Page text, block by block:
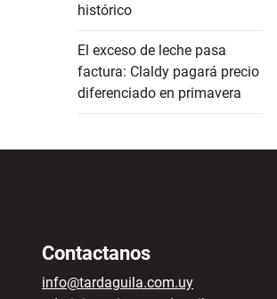
histórico
El exceso de leche pasa
factura: Claldy pagará precio
diferenciado en primavera
Contactanos
info@tardaguila.com.uy